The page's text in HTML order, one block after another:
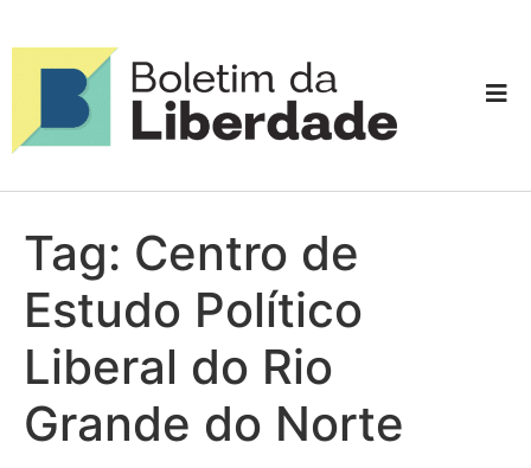
Tag: Centro de
Estudo Político
Liberal do Rio
Grande do Norte